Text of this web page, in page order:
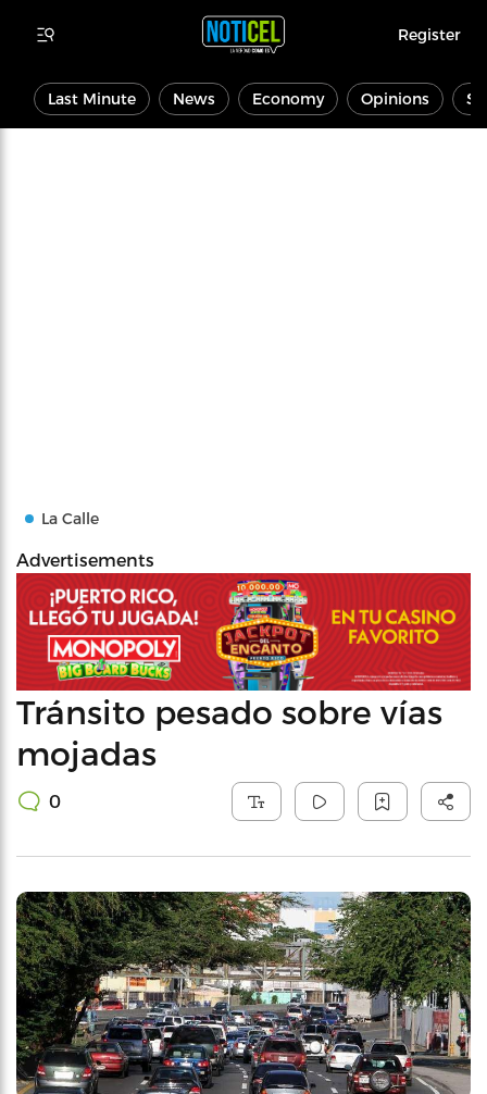
Register
Last Minute News Economy Opinions
La Calle
Advertisements
Tránsito pesado sobre vías
mojadas
0